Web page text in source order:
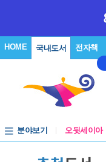
HOME 국내도서 전자책
분야보기 오뒷세이아